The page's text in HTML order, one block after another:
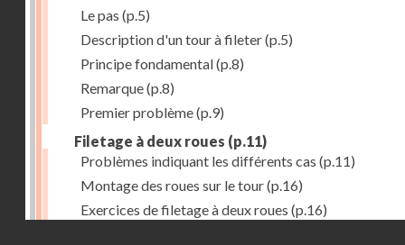
Le pas (p.5)
Description d'un tour à fileter(p.5)
Principe fondamental(p.8)
Remarque(p.8)
Premier problème(p.9)
Filetage à deux roues (p.11)
Problèmes indiquant les différents cas (p.11)
Montage des roues sur le tour(p.16)
Exercices de filetage à deux roues (p.16)